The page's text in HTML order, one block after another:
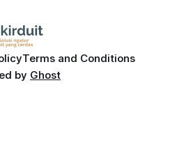
Terms and Conditions
by Ghost